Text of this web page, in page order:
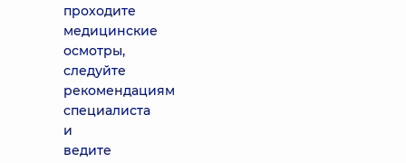
проходите
медицинские
осмотры,
следуйте
рекомендациям
специалиста
и
ведите